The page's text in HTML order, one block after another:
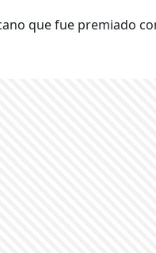
que fue premiado